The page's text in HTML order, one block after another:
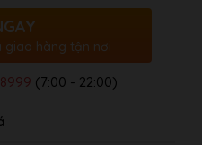
giao hàng tận nơi
(7:00 - 22:00)